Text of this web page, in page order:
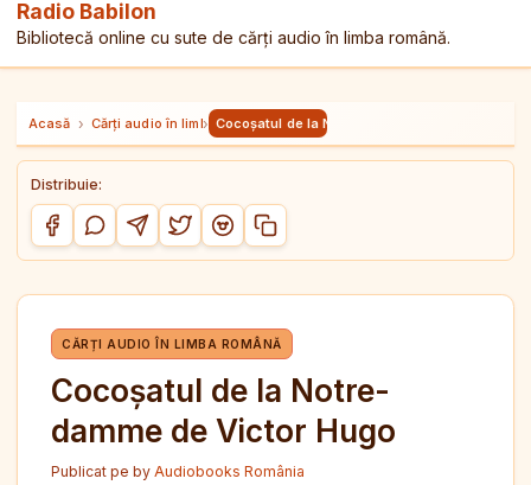
Radio Babilon
Bibliotecă online cu sute de cărți audio în limba română.
Acasă › Cărți audio în limba română
› Cocoșatul de la Notre-damme de Victor Hugo
Distribuie:
Distribuie pe Facebook
Distribuie pe WhatsApp
Distribuie pe Telegram
Distribuie pe Twitter/X
Distribuie pe Reddit
Copiază link-ul
CĂRȚI AUDIO ÎN LIMBA ROMÂNĂ
Cocoșatul de la Notre-
damme de Victor Hugo
Publicat pe by Audiobooks România